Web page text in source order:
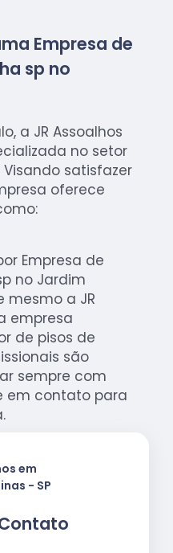
Empresa de
sp no
a JR Assoalhos
no setor
satisfazer
oferece
Empresa de
no Jardim
mesmo a JR
empresa
de pisos de
são
sempre com
em contato para
em
- SP